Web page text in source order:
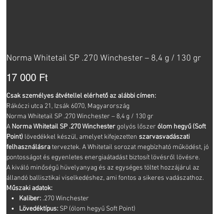
Norma Whitetail SP .270 Winchester – 8,4 g / 130 gr
Ár
17 000 Ft
Csak személyes átvétellel elérhető az alábbi címen:
Rákóczi utca 21, Izsák 6070, Magyarország
Norma Whitetail SP .270 Winchester – 8,4 g / 130 gr
A Norma Whitetail SP .270 Winchestergolyós lőszerólom hegyű (Soft
Point) lövedékkel készül, amelyet kifejezettenszarvasvadászati
felhasználásraterveztek. A Whitetail sorozat megbízható működést, jó
pontosságot és egyenletes energiaátadást biztosít lövésről lövésre.
A kiváló minőségű hüvelyanyag és az egységes töltet hozzájárul az
állandó ballisztikai viselkedéshez, ami fontos a sikeres vadászathoz.
Műszaki adatok:
Kaliber:.270 Winchester
Lövedéktípus:SP (ólom hegyű Soft Point)